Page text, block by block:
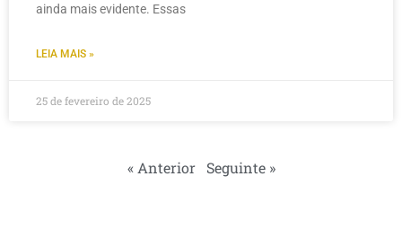
ainda mais evidente. Essas
LEIA MAIS »
25 de fevereiro de 2025
« Anterior Seguinte »